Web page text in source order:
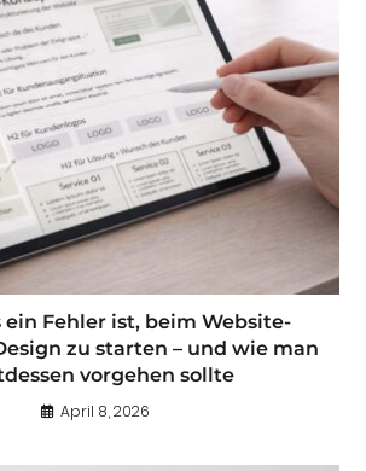
ein Fehler ist, beim Website-
zu starten – und wie man
vorgehen sollte
April 8, 2026